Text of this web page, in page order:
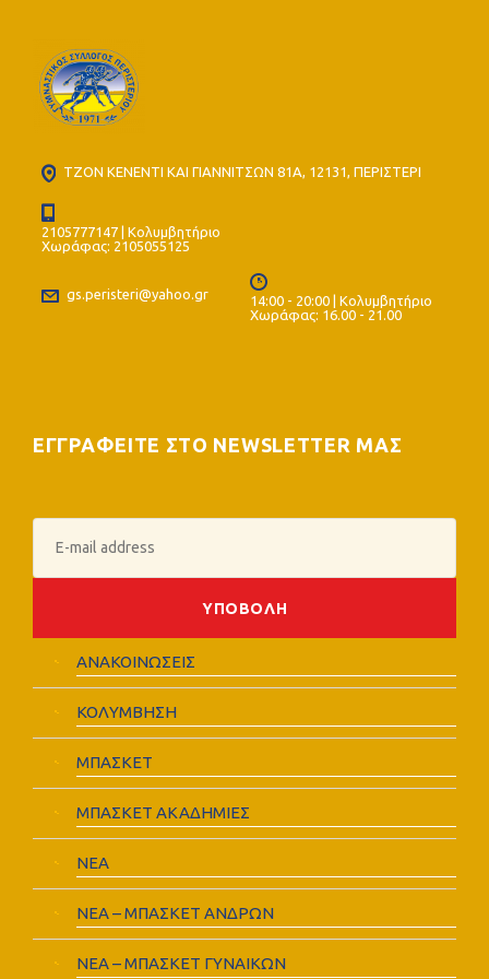
ΤΖΟΝ ΚΕΝΕΝΤΙ ΚΑΙ ΓΙΑΝΝΙΤΣΩΝ 81Α, 12131, ΠΕΡΙΣΤΕΡΙ
2105777147 | Κολυμβητήριο
Χωράφας: 2105055125
gs.peristeri@yahoo.gr
14:00 - 20:00 | Κολυμβητήριο
Χωράφας: 16.00 - 21.00
ΕΓΓΡΑΦΕΙΤΕ ΣΤΟ NEWSLETTER ΜΑΣ
ΑΝΑΚΟΙΝΩΣΕΙΣ
ΚΟΛΥΜΒΗΣΗ
ΜΠΑΣΚΕΤ
ΜΠΑΣΚΕΤ ΑΚΑΔΗΜΙΕΣ
ΝΕΑ
ΝΕΑ – ΜΠΑΣΚΕΤ ΑΝΔΡΩΝ
ΝΕΑ – ΜΠΑΣΚΕΤ ΓΥΝΑΙΚΩΝ